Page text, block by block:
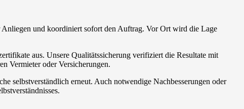
und koordiniert sofort den Auftrag. Vor Ort wird die Lage
aus. Unsere Qualitätssicherung verifiziert die Resultate mit
Vermieter oder Versicherungen.
selbstverständlich erneut. Auch notwendige Nachbesserungen oder